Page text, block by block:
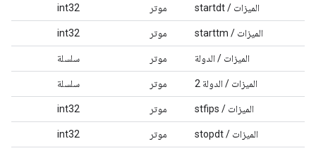
الميزات / startdt موتر int32
الميزات / starttm موتر int32
الميزات / الدولة موتر سلسلة
الميزات / الدولة 2 موتر سلسلة
الميزات / stfips موتر int32
الميزات / stopdt موتر int32